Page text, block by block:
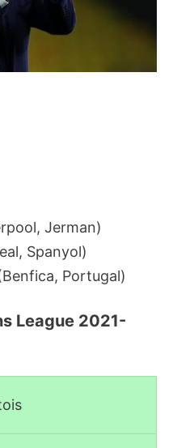
Jerman)
Spanyol)
Portugal)
League 2021-